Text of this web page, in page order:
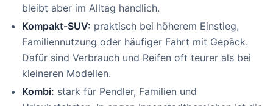
bleibt aber im Alltag handlich.
Kompakt-SUV: praktisch bei höherem Einstieg,
Familiennutzung oder häufiger Fahrt mit Gepäck.
Dafür sind Verbrauch und Reifen oft teurer als bei
kleineren Modellen.
Kombi: stark für Pendler, Familien und